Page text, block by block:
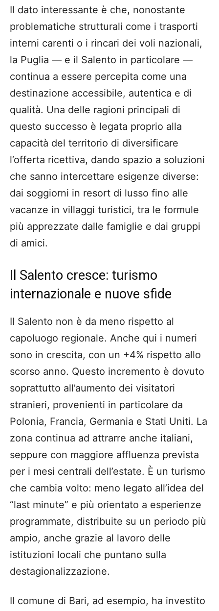
Il dato interessante è che, nonostante
problematiche strutturali come i trasporti
interni carenti o i rincari dei voli nazionali,
la Puglia — e il Salento in particolare —
continua a essere percepita come una
destinazione accessibile, autentica e di
qualità. Una delle ragioni principali di
questo successo è legata proprio alla
capacità del territorio di diversificare
l’offerta ricettiva, dando spazio a soluzioni
che sanno intercettare esigenze diverse:
dai soggiorni in resort di lusso fino alle
vacanze in villaggi turistici, tra le formule
più apprezzate dalle famiglie e dai gruppi
di amici.
Il Salento cresce: turismo
internazionale e nuove sfide
Il Salento non è da meno rispetto al
capoluogo regionale. Anche qui i numeri
sono in crescita, con un +4% rispetto allo
scorso anno. Questo incremento è dovuto
soprattutto all’aumento dei visitatori
stranieri, provenienti in particolare da
Polonia, Francia, Germania e Stati Uniti. La
zona continua ad attrarre anche italiani,
seppure con maggiore affluenza prevista
per i mesi centrali dell’estate. È un turismo
che cambia volto: meno legato all’idea del
“last minute” e più orientato a esperienze
programmate, distribuite su un periodo più
ampio, anche grazie al lavoro delle
istituzioni locali che puntano sulla
destagionalizzazione.
Il comune di Bari, ad esempio, ha investito